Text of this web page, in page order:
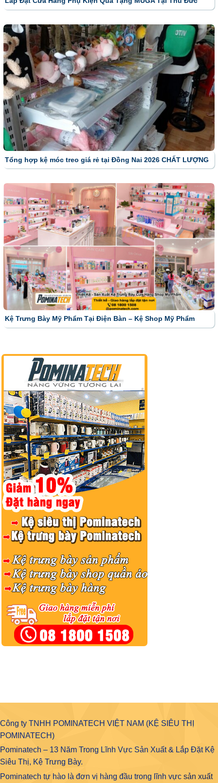
Tổng hợp kệ móc treo giá rẻ tại Đồng Nai 2026 CHẤT LƯỢNG
Kệ Trưng Bày Mỹ Phẩm Tại Điện Bàn – Kệ Shop Mỹ Phẩm
Công ty TNHH POMINATECH VIỆT NAM (KỆ SIÊU THỊ
POMINATECH)
Pominatech – 13 Năm Trong Lĩnh Vực Sản Xuất & Lắp Đặt Kệ
Siêu Thị, Kệ Trưng Bày.
Pominatech tự hào là đơn vị hàng đầu trong lĩnh vực sản xuất